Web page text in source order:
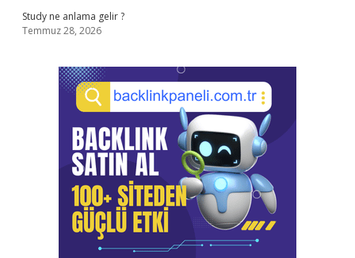
Study ne anlama gelir ?
Temmuz 28, 2026